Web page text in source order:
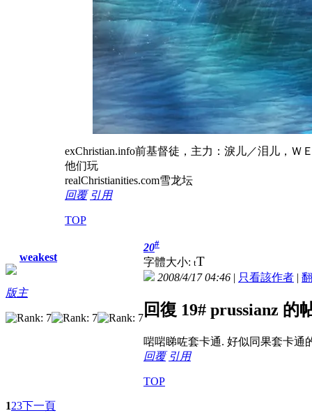
exChristian.info前基督徒，主力：淚儿／泪儿，
他们玩
realChristianities.com雪龙坛
回覆 引用
TOP
weakest
版主
20#
字體大小: tT
2008/4/17 04:46 | 只看該作者 |
回復 19# prussianz 的
啱啱睇咗套卡通. 好似同果套卡通
回覆 引用
TOP
123下一頁